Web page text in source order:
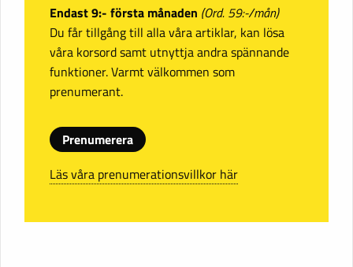
Endast 9:- första månaden (Ord. 59:-/mån)
Du får tillgång till alla våra artiklar, kan lösa
våra korsord samt utnyttja andra spännande
funktioner. Varmt välkommen som
prenumerant.
Prenumerera
Läs våra prenumerationsvillkor här